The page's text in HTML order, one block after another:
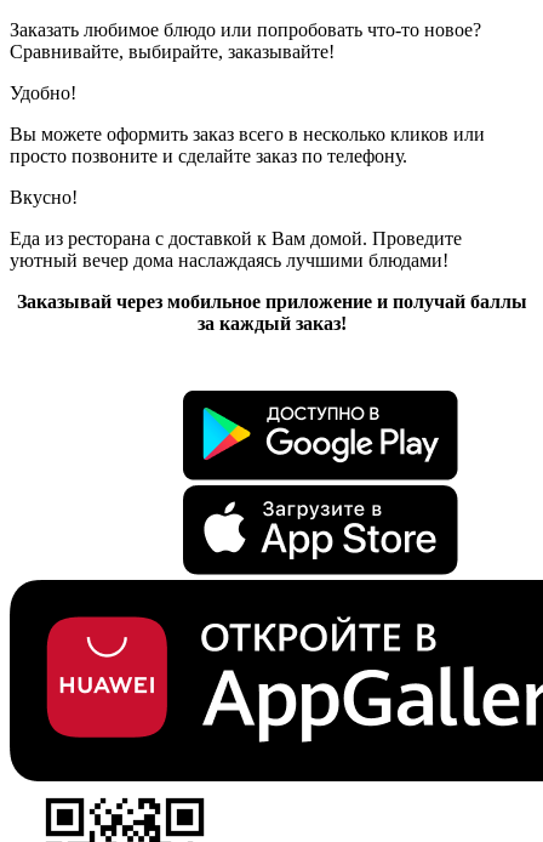
Заказать любимое блюдо или попробовать что-то новое?
Сравнивайте, выбирайте, заказывайте!
Удобно!
Вы можете оформить заказ всего в несколько кликов или
просто позвоните и сделайте заказ по телефону.
Вкусно!
Еда из ресторана с доставкой к Вам домой. Проведите
уютный вечер дома наслаждаясь лучшими блюдами!
Заказывай через мобильное приложение и получай баллы
за каждый заказ!